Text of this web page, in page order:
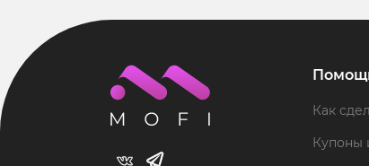
Как
Купоны